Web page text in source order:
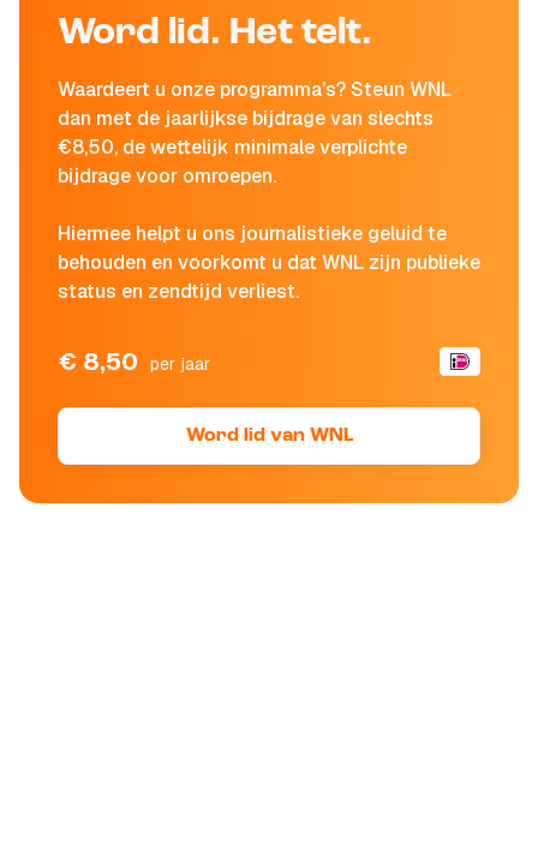
Word lid. Het telt.
Waardeert u onze programma's? Steun WNL
dan met de jaarlijkse bijdrage van slechts
€8,50, de wettelijk minimale verplichte
bijdrage voor omroepen.
Hiermee helpt u ons journalistieke geluid te
behouden en voorkomt u dat WNL zijn publieke
status en zendtijd verliest.
€ 8,50 per jaar
Word lid van WNL